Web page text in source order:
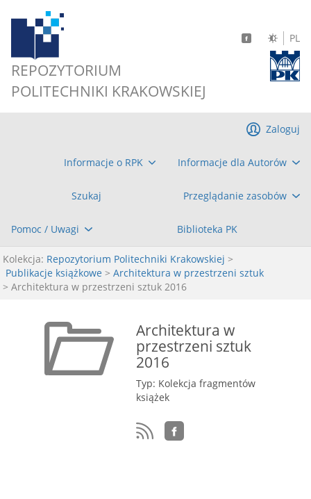
REPOZYTORIUM
POLITECHNIKI KRAKOWSKIEJ
PL
Informacje o RPK Informacje dla Autorów
Szukaj Przeglądanie zasobów
Pomoc / Uwagi Biblioteka PK
Zaloguj
Kolekcja: Repozytorium Politechniki Krakowskiej >
Publikacje książkowe > Architektura w przestrzeni sztuk
> Architektura w przestrzeni sztuk 2016
Architektura w
przestrzeni sztuk
2016
Typ: Kolekcja fragmentów
książek